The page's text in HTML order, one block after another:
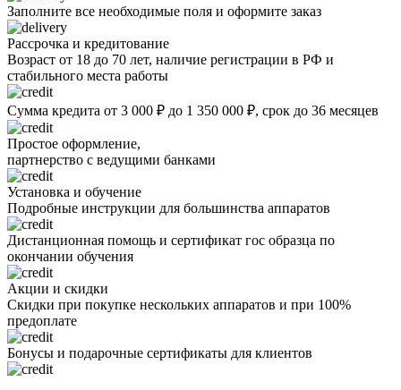
Заполните все необходимые поля и оформите заказ
Рассрочка и кредитование
Возраст от 18 до 70 лет, наличие регистрации в РФ и
стабильного места работы
Сумма кредита от 3 000 ₽ до 1 350 000 ₽, срок до 36 месяцев
Простое оформление,
партнерство с ведущими банками
Установка и обучение
Подробные инструкции для большинства аппаратов
Дистанционная помощь и сертификат гос образца по
окончании обучения
Акции и скидки
Скидки при покупке нескольких аппаратов и при 100%
предоплате
Бонусы и подарочные сертификаты для клиентов